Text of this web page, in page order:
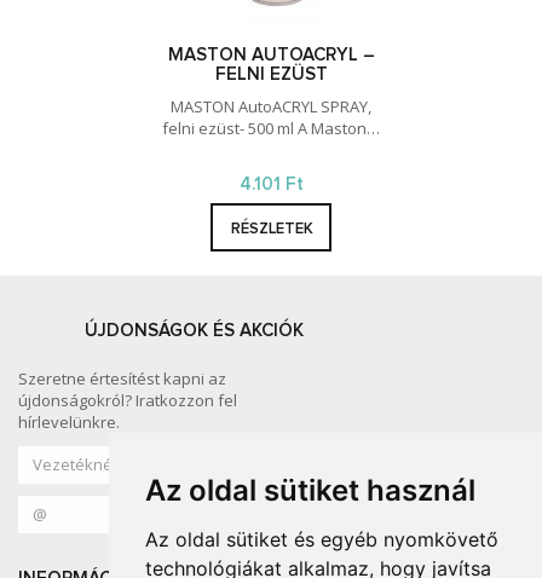
Az oldal sütiket használ
Az oldal sütiket és egyéb nyomkövető
technológiákat alkalmaz, hogy javítsa
MASTON AUTOACRYL –
FELNI EZÜST
MASTON AutoACRYL SPRAY,
felni ezüst- 500 ml A Maston…
4.101 Ft
RÉSZLETEK
ÚJDONSÁGOK ÉS AKCIÓK
Szeretne értesítést kapni az
újdonságokról? Iratkozzon fel
hírlevelünkre.